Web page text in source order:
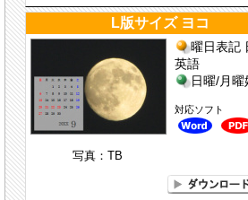
L版サイズ ヨコ
写真：TB
曜日表記
英語
日曜/月曜
対応ソフト